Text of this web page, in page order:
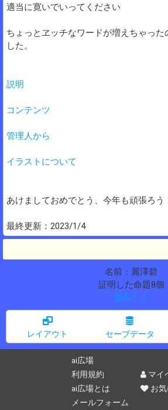
適当に寛いでいってください
ちょっとヱッチなワードが増えちゃった
した。
説明
コンテンツ
管理人から
イラストについて
あけましておめでとう、今年も頑張ろう
最終更新：2023/1/4
名前：麗澤碧
証明した命題8個
最高！！
レイアウト セーブデータ
ai広場
利用規約
ai広場とは
メールフォーム
マイ
お気